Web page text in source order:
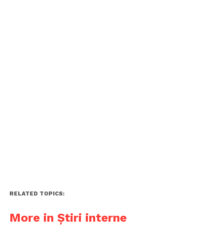
RELATED TOPICS:
More in Știri interne